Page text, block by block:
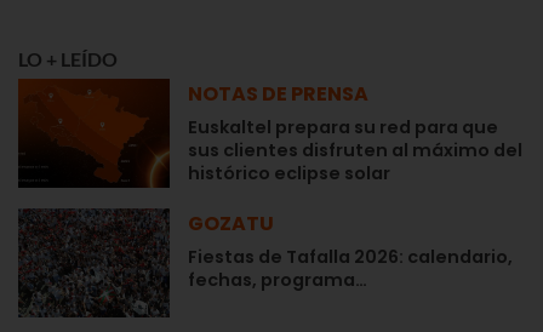
LO + LEÍDO
NOTAS DE PRENSA
Euskaltel prepara su red para que
sus clientes disfruten al máximo del
histórico eclipse solar
GOZATU
Fiestas de Tafalla 2026: calendario,
fechas, programa…